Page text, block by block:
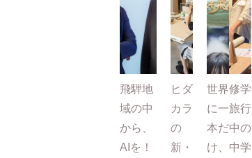
飛騨地
域の中
から、
AIを！
ヒダ
カラ
の
新・
世界
に一
本だ
け、
修学
旅行
中の
中学